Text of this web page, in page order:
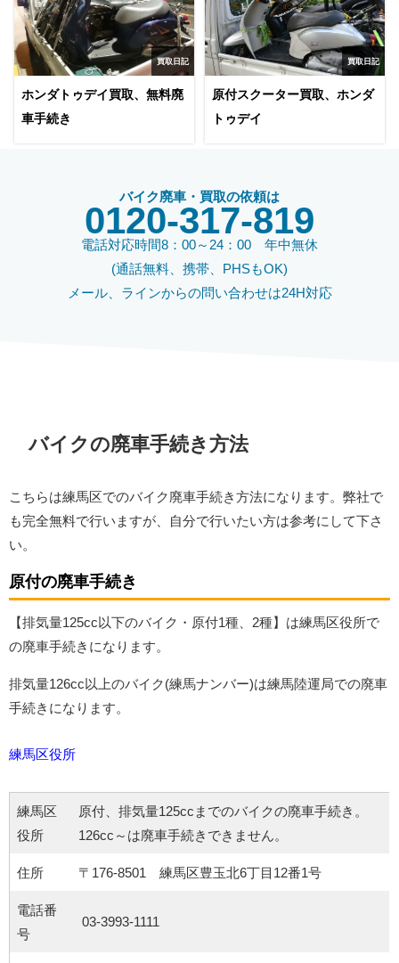
買取日記
ホンダトゥデイ買取、無料廃
車手続き
買取日記
原付スクーター買取、ホンダ
トゥデイ
バイク廃車・買取の依頼は
0120-317-819
電話対応時間8：00～24：00 年中無休
(通話無料、携帯、PHSもOK)
メール、ラインからの問い合わせは24H対応
バイクの廃車手続き方法
こちらは練馬区でのバイク廃車手続き方法になります。弊社で
も完全無料で行いますが、自分で行いたい方は参考にして下さ
い。
原付の廃車手続き
【排気量125cc以下のバイク・原付1種、2種】は練馬区役所で
の廃車手続きになります。
排気量126cc以上のバイク(練馬ナンバー)は練馬陸運局での廃車
手続きになります。
練馬区役所
練馬区
役所
原付、排気量125ccまでのバイクの廃車手続き。
126cc～は廃車手続きできません。
住所 〒176-8501 練馬区豊玉北6丁目12番1号
電話番
号
03-3993-1111